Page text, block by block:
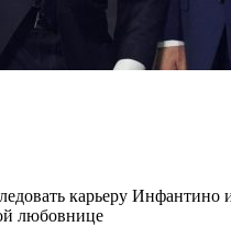
карьеру Инфантино
любовнице